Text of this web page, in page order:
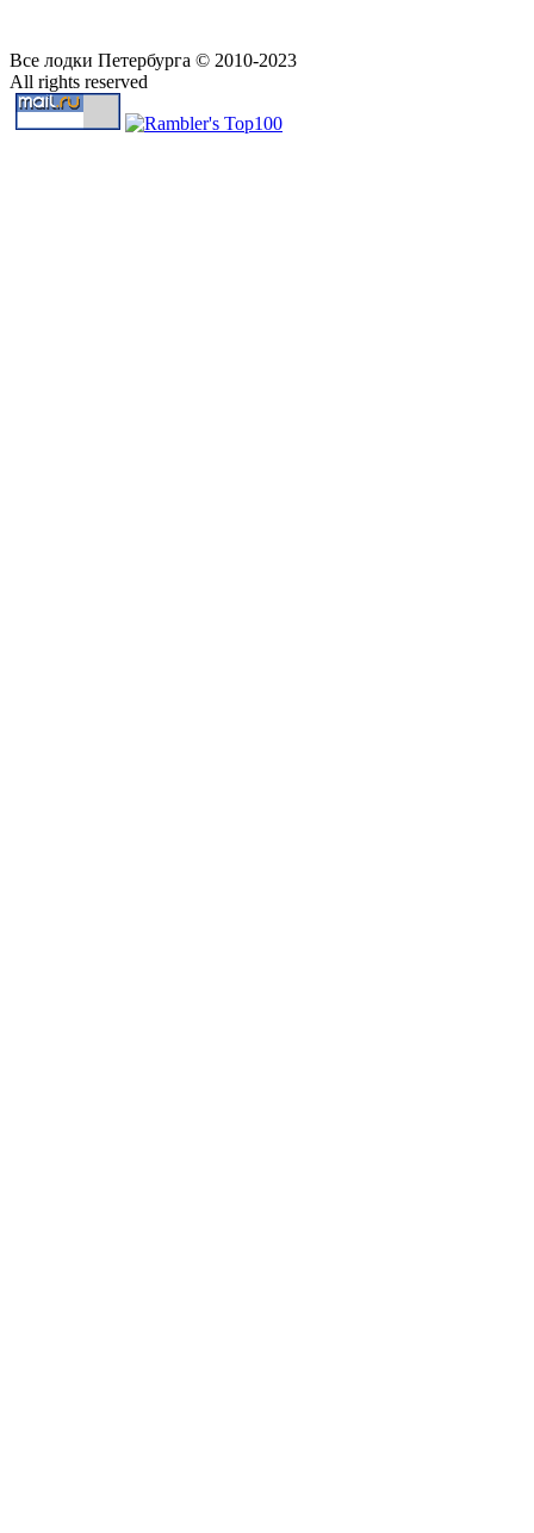
Все лодки Петербурга © 2010-2023
All rights reserved